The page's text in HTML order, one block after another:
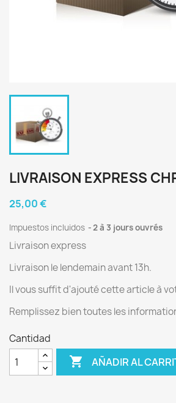
LIVRAISON EXPRESS
25,00 €
Impuestos incluidos 2 à 3 jours ouvrés
Livraison express
Livraison le lendemain avant 13h.
Il vous suffit d'ajouté cette article à
Remplissez bien toutes les
Cantidad
 AÑADIR AL